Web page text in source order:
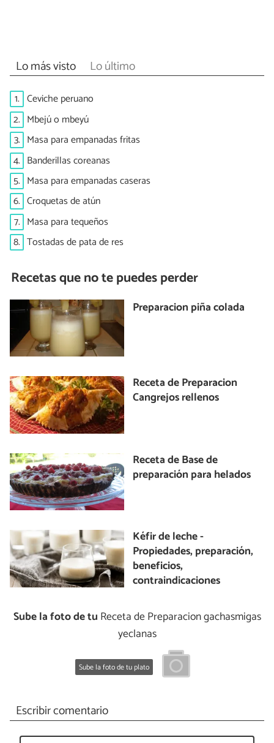
Lo más visto Lo último
1. Ceviche peruano
2. Mbejú o mbeyú
3. Masa para empanadas fritas
4. Banderillas coreanas
5. Masa para empanadas caseras
6. Croquetas de atún
7. Masa para tequeños
8. Tostadas de pata de res
Recetas que no te puedes perder
Preparacion piña colada
Receta de Preparacion
Cangrejos rellenos
Receta de Base de
preparación para helados
Kéfir de leche -
Propiedades, preparación,
beneficios,
contraindicaciones
Sube la foto de tu Receta de Preparacion gachasmigas
yeclanas
Sube la foto de tu plato
Escribir comentario